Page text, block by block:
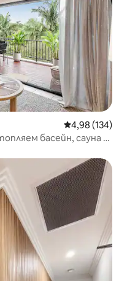
Средна
4,98 (134)
басейн, сауна и